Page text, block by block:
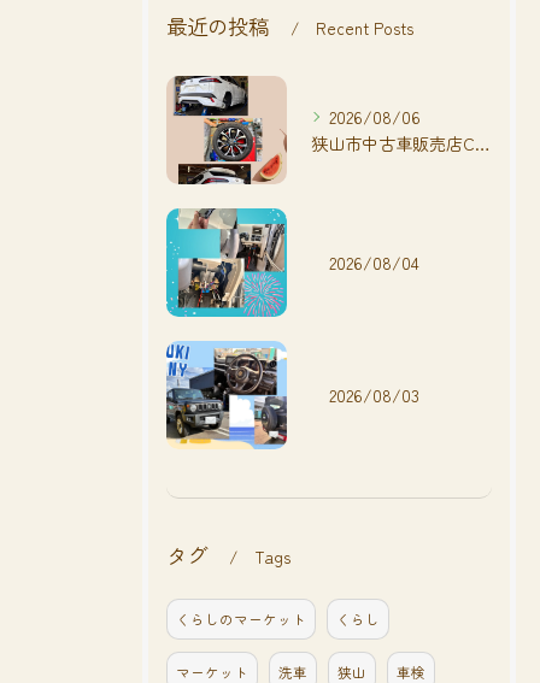
最近の投稿 Recent Posts
2026/08/06
狭山市中古車販売店CarShop FACT.🚗
2026/08/04
2026/08/03
タグ Tags
くらしのマーケット くらし
マーケット 洗車 狭山 車検